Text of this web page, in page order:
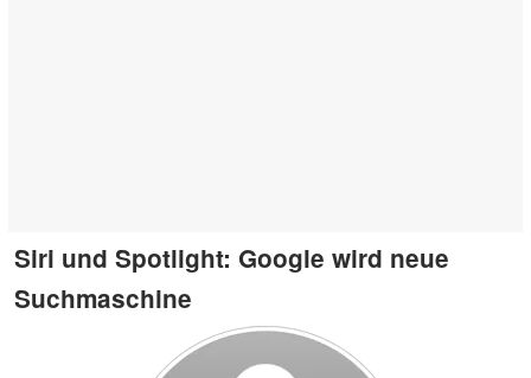
Siri und Spotlight: Google wird neue
Suchmaschine